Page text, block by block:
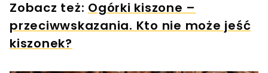
Zobacz też: Ogórki kiszone –
przeciwwskazania. Kto nie może jeść
kiszonek?